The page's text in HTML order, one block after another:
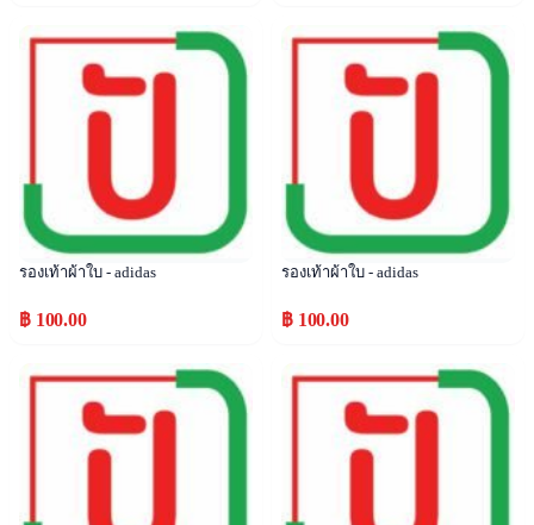
Popular
รองเท้าผ้าใบ - adidas
฿ 100.00
Popular
รองเท้าผ้าใบ - adidas
฿ 100.00
Popular Popular